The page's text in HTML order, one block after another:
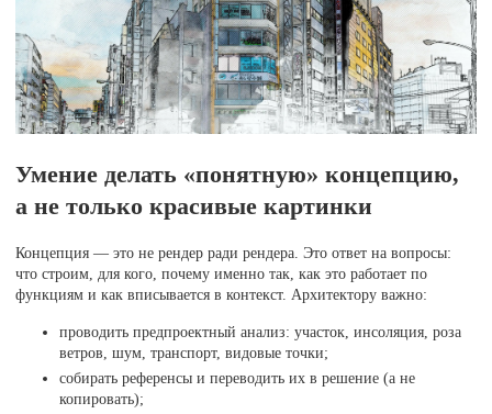
Умение делать «понятную» концепцию,
а не только красивые картинки
Концепция — это не рендер ради рендера. Это ответ на вопросы:
что строим, для кого, почему именно так, как это работает по
функциям и как вписывается в контекст. Архитектору важно:
проводить предпроектный анализ: участок, инсоляция, роза
ветров, шум, транспорт, видовые точки;
собирать референсы и переводить их в решение (а не
копировать);